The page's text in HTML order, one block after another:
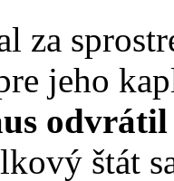
za
jeho
štát